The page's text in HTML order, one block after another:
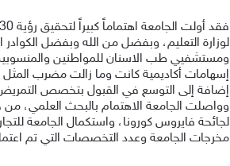
ومستشفيي طب الاسنان للمواطنين
إسهامات أكاديمية كانت وما زالت مضرب
إضافة إلى التوسع في القبول بتخصص التمريض
وواصلت الجامعة الاهتمام بالبحث العلمي،
مخرجات الجامعة وعدد التخصصات التي تم